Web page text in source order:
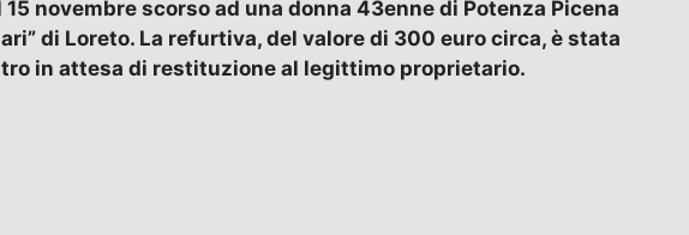
novembre scorso ad una donna 43enne di Potenza Picena
di Loreto. La refurtiva, del valore di 300 euro circa, è stata
in attesa di restituzione al legittimo proprietario.